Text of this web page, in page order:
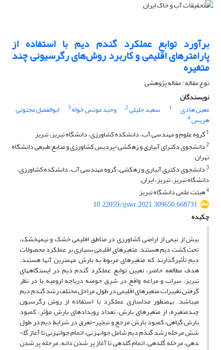
برآورد توابع عملکرد گندم دیم با استفاده از
پارامترهای اقلیمی و کاربرد روش‌های رگرسیونی چند
متغیره
نوع مقاله : مقاله پژوهشی
نویسندگان
معین هادی
1 سعید جلیلی2 وحید مونس خواه3 ابوالفضل مجنونی
هریس4
1گروه علوم و مهندسی آب، دانشکده کشاورزی، دانشگاه تبریز، تبریز
2دانشجوی دکترای آبیاری و زهکشی-پردیس کشاورزی و منابع طبیعی دانشگاه
تهران
3دانشجوی دکتری آبیاری و زهکشی، گروه مهندسی آب، دانشکده کشاورزی،
دانشگاه تبریز، تبریز، ایران.
4هیئت علمی دانشگاه تبریز
10.22059/ijswr.2021.309650.668731
چکیده
بیش از نیمی از اراضی کشاورزی در مناطق اقلیمی خشک و نیمه­خشک،
تحت کشت دیم هستند. متغیرهای اقلیمی بسیاری بر عملکرد محصولات
دیم تأثیرگذارند که متغیرهای مربوط به بارش مهم­ترین آن­ها هستند.
هدف مطالعه حاضر، تعیین توابع عملکرد گندم دیم در ایستگاه­های
تبریز، سراب و مراغه واقع در شرق حوضه دریاچه ارومیه با در نظر
گرفتن تغییرات متغیرهای اقلیمی در طول مراحل مختلف رشد گندم دیم
می­باشد. به­منظور مدل­سازی عملکرد با استفاده از روش­ رگرسیون
چندمتغیره، از متغیرهای بارش، تعداد رویداد­های بارش مؤثر، کمبود
بارش گیاهی، کمبود بارش مرجع و تبخیر-تعرق در شرایط دیم در طول
شش مرحله رشد گندم دیم شامل جوانه­زنی، اتمام جوانه­زنی تا آغاز گل­
دهی، مرحله گل­دهی، اتمام گل­دهی تا آغاز پر شدن دانه، مرحله پر شدن